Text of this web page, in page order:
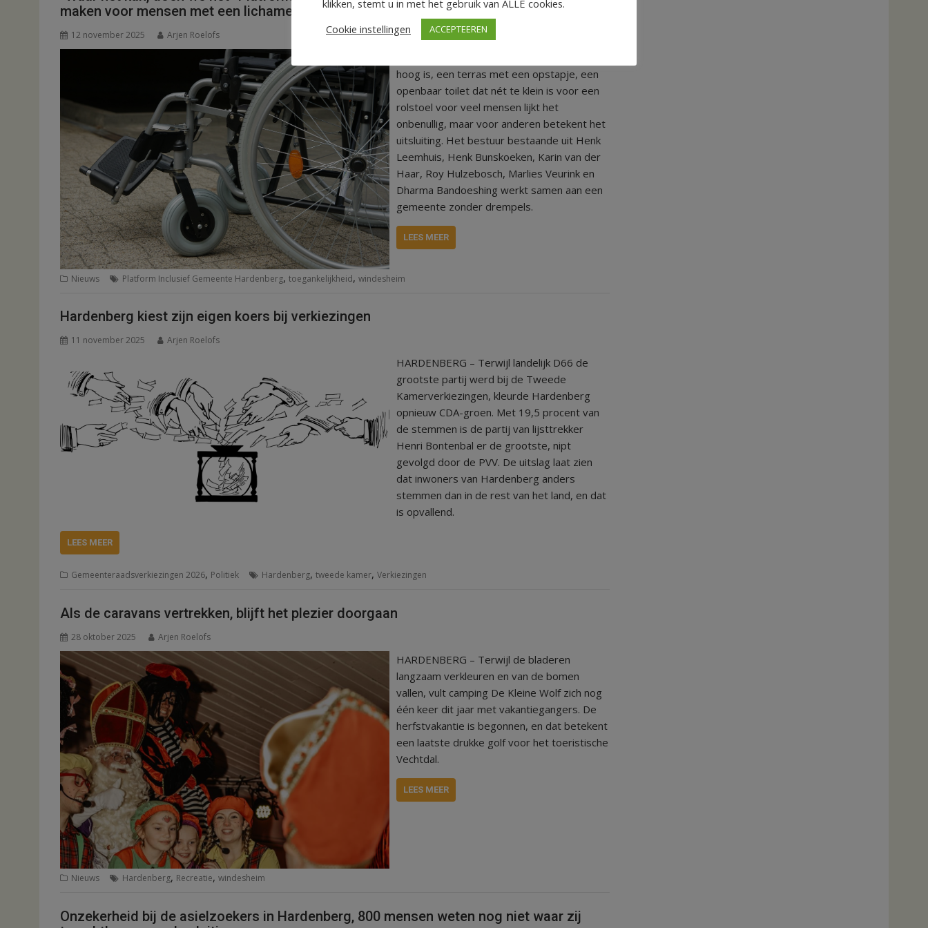
maken voor mensen met een lichamelijke beperking
12 november 2025 Arjen Roelofs
hoog is, een terras met een opstapje, een
openbaar toilet dat nét te klein is voor een
rolstoel voor veel mensen lijkt het
onbenullig, maar voor anderen betekent het
uitsluiting. Het bestuur bestaande uit Henk
Leemhuis, Henk Bunskoeken, Karin van der
Haar, Roy Hulzebosch, Marlies Veurink en
Dharma Bandoeshing werkt samen aan een
gemeente zonder drempels.
LEES MEER
Nieuws Platform Inclusief Gemeente Hardenberg, toegankelijkheid, windesheim
Hardenberg kiest zijn eigen koers bij verkiezingen
11 november 2025 Arjen Roelofs
HARDENBERG – Terwijl landelijk D66 de
grootste partij werd bij de Tweede
Kamerverkiezingen, kleurde Hardenberg
opnieuw CDA-groen. Met 19,5 procent van
de stemmen is de partij van lijsttrekker
Henri Bontenbal er de grootste, nipt
gevolgd door de PVV. De uitslag laat zien
dat inwoners van Hardenberg anders
stemmen dan in de rest van het land, en dat
is opvallend.
LEES MEER
Gemeenteraadsverkiezingen 2026, Politiek Hardenberg, tweede kamer, Verkiezingen
Als de caravans vertrekken, blijft het plezier doorgaan
28 oktober 2025 Arjen Roelofs
HARDENBERG – Terwijl de bladeren
langzaam verkleuren en van de bomen
vallen, vult camping De Kleine Wolf zich nog
één keer dit jaar met vakantiegangers. De
herfstvakantie is begonnen, en dat betekent
een laatste drukke golf voor het toeristische
Vechtdal.
LEES MEER
Nieuws Hardenberg, Recreatie, windesheim
Onzekerheid bij de asielzoekers in Hardenberg, 800 mensen weten nog niet waar zij
klikken, stemt u in met het gebruik van ALLE cookies.
Cookie instellingen
ACCEPTEEREN